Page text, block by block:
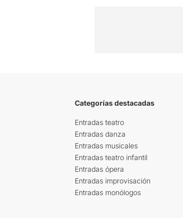
Categorías destacadas
Entradas teatro
Entradas danza
Entradas musicales
Entradas teatro infantil
Entradas ópera
Entradas improvisación
Entradas monólogos